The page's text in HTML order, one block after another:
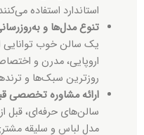
استاندارد استفاده
تنوع مدل‌ها و
یک سالن خوب توانایی
اروپایی، مدرن و
روزترین سبک‌ها و
ارائه مشاوره تخصصی
سالن‌های حرفه‌ای، قبل
مدل لباس و سلیقه